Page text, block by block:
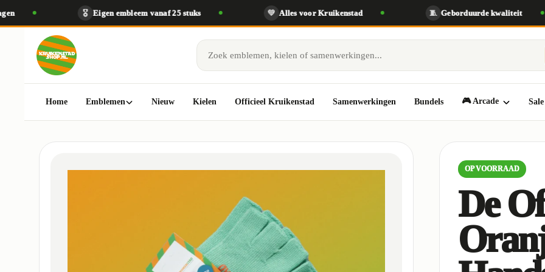
Eigen embleem vanaf 25 stuks Alles voor Kruikenstad Geborduurde kwaliteit
Home Emblemen Nieuw Kielen Officieel Kruikenstad Samenwerkingen Bundels 🎮 Arcade Sale
OP VOORRAAD
De